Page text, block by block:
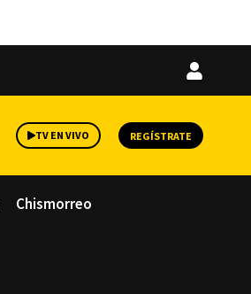
Iniciar
TV EN VIVO REGÍSTRATE
Chismorreo